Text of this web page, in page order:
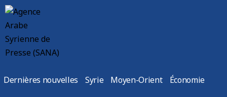
Dernières nouvelles Syrie Moyen-Orient Économie